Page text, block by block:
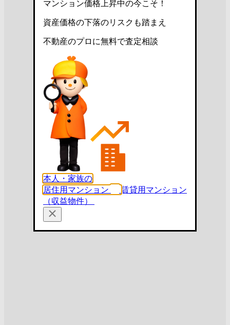
マンション価格上昇中の今こそ！
資産価格の下落のリスクも踏まえ
不動産のプロに無料で査定相談
本人・家族の
居住用マンション
賃貸用マンション
（収益物件）